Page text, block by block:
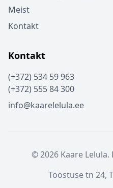
Meist
Kontakt
Kontakt
(+372) 534 59 963
(+372) 555 84 300
info@kaarelelula.ee
© 2026 Kaare
Tööstuse tn 24,